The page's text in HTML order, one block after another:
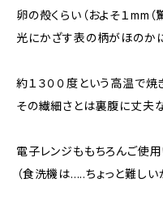
卵の殻くらい（およそ１mm（
光にかざす表の柄がほのか
約１３００度という高温で
その繊細さとは裏腹に丈夫
電子レンジももちろんご使用
（食洗機は.....ちょっと難しい